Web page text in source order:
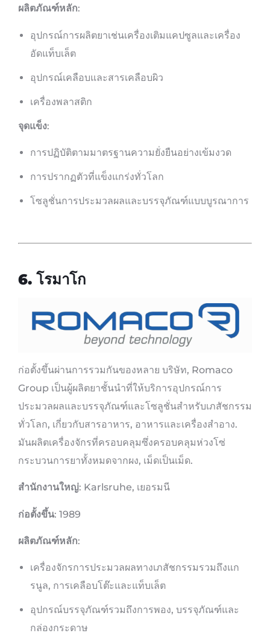
ผลิตภัณฑ์หลัก:
อุปกรณ์การผลิตยาเช่นเครื่องเติมแคปซูลและเครื่อง
อัดแท็บเล็ต
อุปกรณ์เคลือบและสารเคลือบผิว
เครื่องพลาสติก
จุดแข็ง:
การปฏิบัติตามมาตรฐานความยั่งยืนอย่างเข้มงวด
การปรากฏตัวที่แข็งแกร่งทั่วโลก
โซลูชั่นการประมวลผลและบรรจุภัณฑ์แบบบูรณาการ
6. โรมาโก
ก่อตั้งขึ้นผ่านการรวมกันของหลาย บริษัท, Romaco
Group เป็นผู้ผลิตยาชั้นนำที่ให้บริการอุปกรณ์การ
ประมวลผลและบรรจุภัณฑ์และโซลูชั่นสำหรับเภสัชกรรม
ทั่วโลก, เกี่ยวกับสารอาหาร, อาหารและเครื่องสำอาง.
มันผลิตเครื่องจักรที่ครอบคลุมซึ่งครอบคลุมห่วงโซ่
กระบวนการยาทั้งหมดจากผง, เม็ดเป็นเม็ด.
สำนักงานใหญ่: Karlsruhe, เยอรมนี
ก่อตั้งขึ้น: 1989
ผลิตภัณฑ์หลัก:
เครื่องจักรการประมวลผลทางเภสัชกรรมรวมถึงแก
รนูล, การเคลือบโต๊ะและแท็บเล็ต
อุปกรณ์บรรจุภัณฑ์รวมถึงการพอง, บรรจุภัณฑ์และ
กล่องกระดาษ